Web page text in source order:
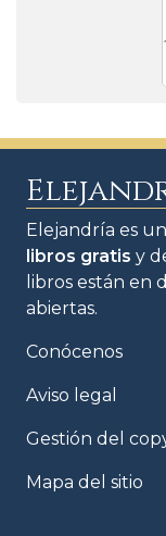
Elejandría es
libros gratis y
libros están en
abiertas.
Conócenos
Aviso legal
Gestión del
Mapa del sitio